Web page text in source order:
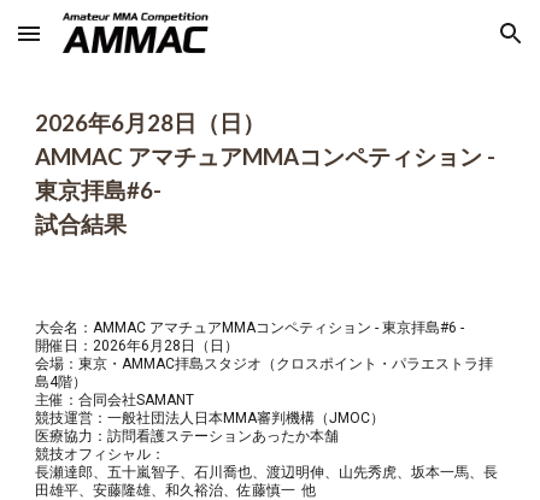
Skip to main content Skip to navigation
2026年6月28 日（日）
AMMAC アマチュアMMAコンペティション -
東京拝島#6-
試合結果
大会名：AMMAC アマチュアMMAコンペティション - 東京拝島#6 -
開催日：2026年6 月28 日（日）
会場：東京・AMMAC拝島スタジオ（クロスポイント・パラエストラ拝
島4階）
主催：合同会社SAMANT
競技運営：一般社団法人日本MMA審判機構（JMOC）
医療協力：訪問看護ステーションあったか本舗
競技オフィシャル：
長瀬達郎、五十嵐智子、石川喬也、渡辺明伸、山先秀虎、坂本一馬、長
田雄平、安藤隆雄、和久裕治、佐藤慎一 他